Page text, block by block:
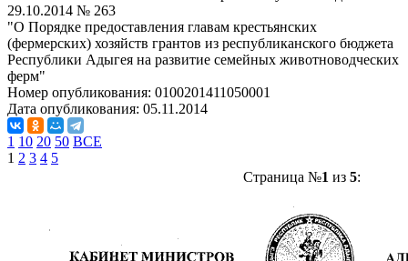
29.10.2014 № 263
"О Порядке предоставления главам крестьянских
(фермерских) хозяйств грантов из республиканского бюджета
Республики Адыгея на развитие семейных животноводческих
ферм"
Номер опубликования: 0100201411050001
Дата опубликования: 05.11.2014
1 10 20 50 ВСЕ
1 2 3 4 5
Страница №1 из 5: